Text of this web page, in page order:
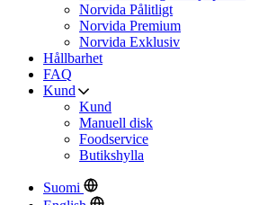
Norvida Pålitligt
Norvida Premium
Norvida Exklusiv
Hållbarhet
FAQ
Kund
Kund
Manuell disk
Foodservice
Butikshylla
Suomi